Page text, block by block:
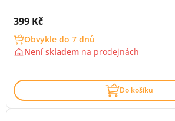
Cena s DPH:
399 Kč
Obvykle do 7 dnů
Není skladem na prodejnách
Do košíku